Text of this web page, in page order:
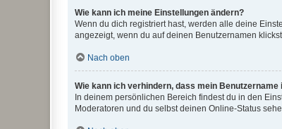
Wie kann ich meine Einstellungen ändern?
Wenn du dich registriert hast, werden alle deine
angezeigt, wenn du auf deinen Benutzernamen
Nach oben
Wie kann ich verhindern, dass mein
In deinem persönlichen Bereich findest du in den
Moderatoren und du selbst deinen Online-Status